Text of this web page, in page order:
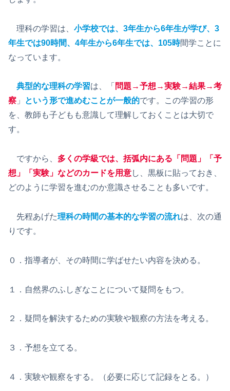
理科の学習は、 小学校では、3年生から6年生が学び、3
年生では90時間、4年生から6年生では、105時間学ことに
なっています。
典型的な理科の学習は、「 問題→予想→実験→結果→考
察 」 という形で進めむことが一般的です。この学習の形
を、教師も子どもも意識して理解しておくことは大切で
す。
ですから、 多くの学級では、括弧内にある「問題」「予
想」「実験」などのカードを用意し、黒板に貼っておき、
どのように学習を進むのか意識させることも多いです。
先程あげた理科の時間の基本的な学習の流れは、次の通
りです。
０．指導者が、その時間に学ばせたい内容を決める。
１．自然界のふしぎなことについて疑問をもつ。
２．疑問を解決するための実験や観察の方法を考える。
３．予想を立てる。
４．実験や観察をする。（必要に応じて記録をとる。）